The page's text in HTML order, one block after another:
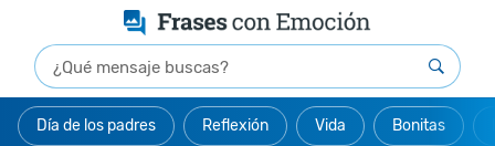
Día de los padres Reflexión Vida Bonitas